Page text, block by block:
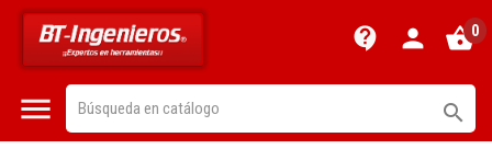
contact_support person shopping_basket0
 